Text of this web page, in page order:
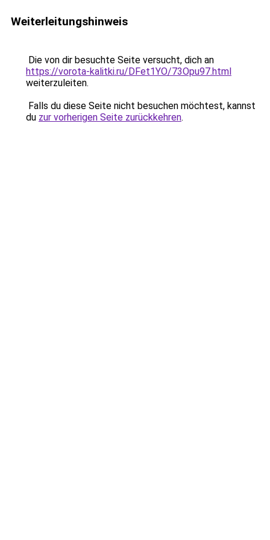
Weiterleitungshinweis
Die von dir besuchte Seite versucht, dich an
https://vorota-kalitki.ru/DFet1YO/73Opu97.html
weiterzuleiten.
Falls du diese Seite nicht besuchen möchtest, kannst
du zur vorherigen Seite zurückkehren.